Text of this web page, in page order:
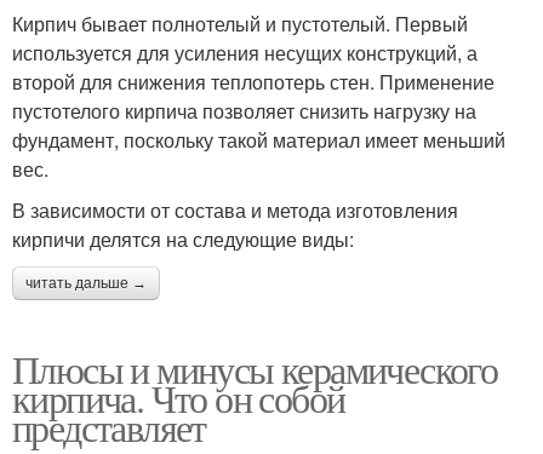
Кирпич бывает полнотелый и пустотелый. Первый
используется для усиления несущих конструкций, а
второй для снижения теплопотерь стен. Применение
пустотелого кирпича позволяет снизить нагрузку на
фундамент, поскольку такой материал имеет меньший
вес.
В зависимости от состава и метода изготовления
кирпичи делятся на следующие виды:
читать дальше →
Плюсы и минусы керамического
кирпича. Что он собой
представляет